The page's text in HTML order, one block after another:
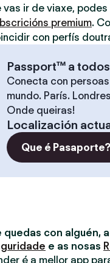
vas ir de viaxe, podes
premium.
con perfís
Passport™ a
Conecta con
mundo. París.
Onde queiras!
Localización
Que é Pasaporte?
quedas con alguén,
e as nosas
é a mellor app